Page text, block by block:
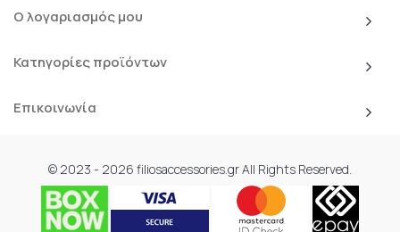
Ο λογαριασμός μου
Κατηγορίες προϊόντων
Επικοινωνία
© 2023 - 2026 filiosaccessories.gr All Rights Reserved.